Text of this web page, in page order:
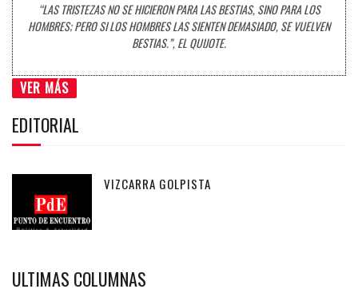
“LAS TRISTEZAS NO SE HICIERON PARA LAS BESTIAS, SINO PARA LOS
HOMBRES; PERO SI LOS HOMBRES LAS SIENTEN DEMASIADO, SE VUELVEN
BESTIAS.”, EL QUIJOTE.
VER MÁS
EDITORIAL
VIZCARRA GOLPISTA
ULTIMAS COLUMNAS